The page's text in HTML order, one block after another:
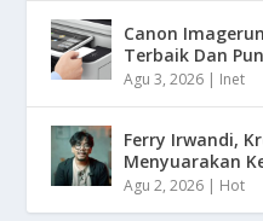
Canon
Terbaik Dan
Agu 3, 2026 | Inet
Ferry Irwandi,
Menyuarakan
Agu 2, 2026 | Hot